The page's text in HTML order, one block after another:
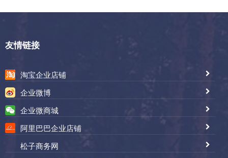
友情链接
淘宝企业店铺
企业微博
企业微商城
阿里巴巴企业店铺
松子商务网